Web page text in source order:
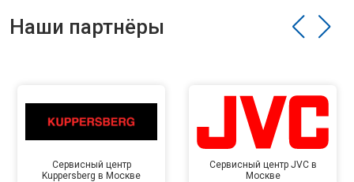
Наши партнёры
Сервисный центр
Kuppersberg в Москве
Сервисный центр JVC в
Москве